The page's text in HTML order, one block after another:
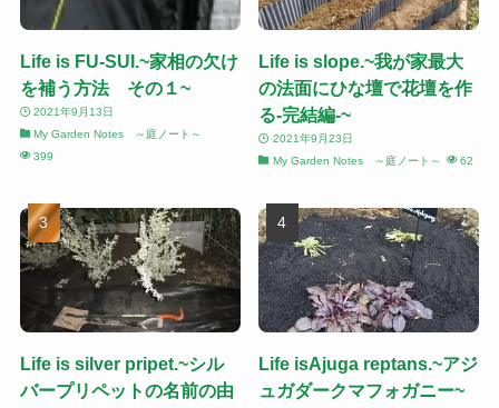
Life is FU-SUI.~家相の欠け
を補う方法 その１~
2021年9月13日
My Garden Notes ～庭ノート～
399
Life is slope.~我が家最大
の法面にひな壇で花壇を作
る-完結編-~
2021年9月23日
My Garden Notes ～庭ノート～
62
Life is silver pripet.~シル
バープリペットの名前の由
Life isAjuga reptans.~アジ
ュガダークマフォガニー~